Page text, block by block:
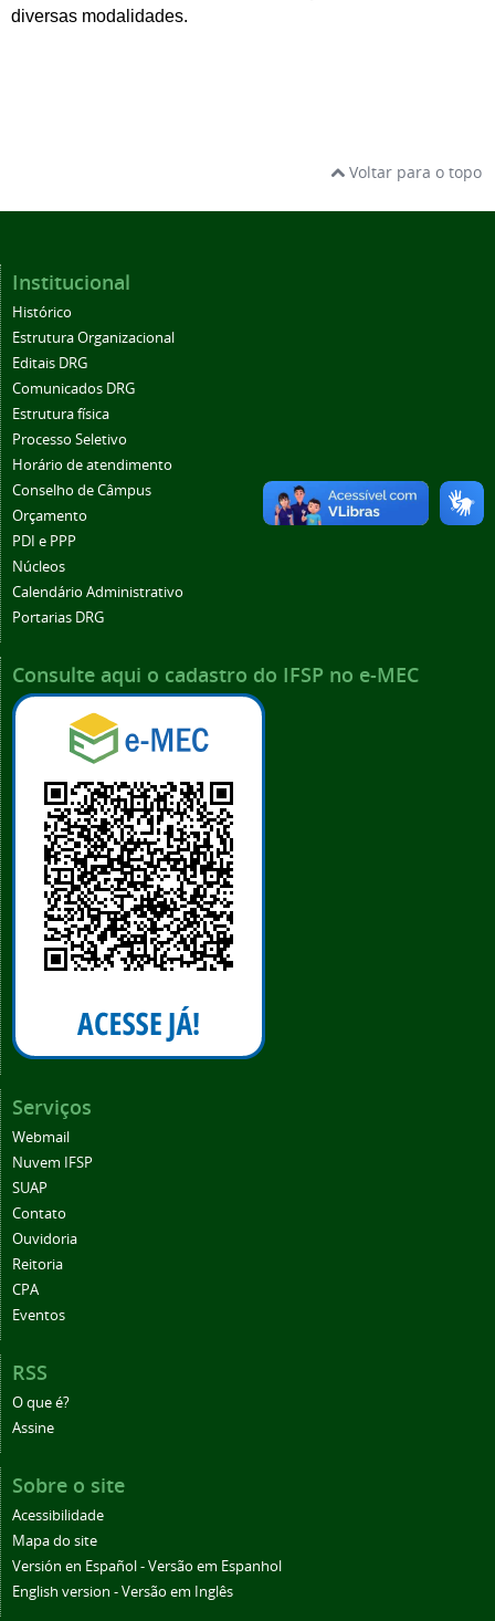
diversas modalidades.
Voltar para o topo
Institucional
Histórico
Estrutura Organizacional
Editais DRG
Comunicados DRG
Estrutura física
Processo Seletivo
Horário de atendimento
Conselho de Câmpus
Orçamento
PDI e PPP
Núcleos
Calendário Administrativo
Portarias DRG
Consulte aqui o cadastro do IFSP no e-MEC
Serviços
Webmail
Nuvem IFSP
SUAP
Contato
Ouvidoria
Reitoria
CPA
Eventos
RSS
O que é?
Assine
Sobre o site
Acessibilidade
Mapa do site
Versión en Español - Versão em Espanhol
English version - Versão em Inglês